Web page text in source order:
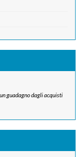
guadagno dagli acquisti